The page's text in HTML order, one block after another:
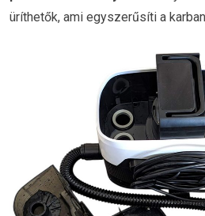
üríthetők, ami egyszerűsíti a